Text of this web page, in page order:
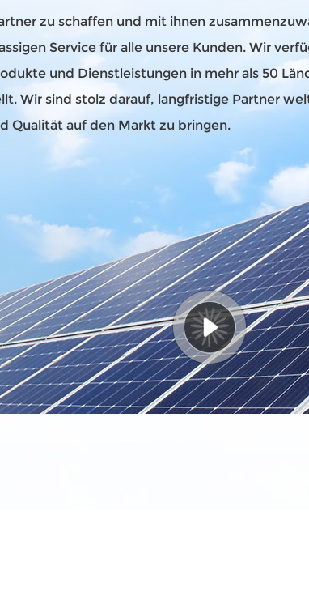
zu schaffen und mit ihnen
Service für alle unsere Kunden. Wir
und Dienstleistungen in mehr als 50
Wir sind stolz darauf, langfristige Partner
Qualität auf den Markt zu bringen.